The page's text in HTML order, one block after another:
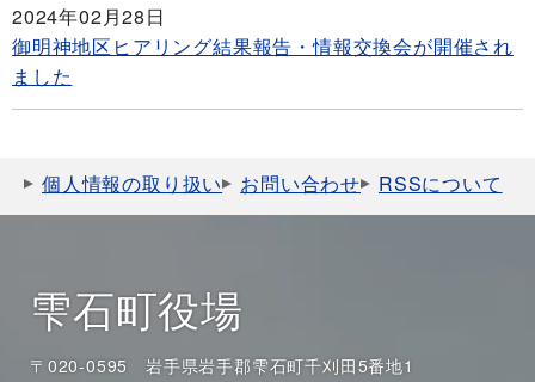
2024年02月28日
御明神地区ヒアリング結果報告・情報交換会が開催され
ました
個人情報の取り扱い お問い合わせ RSSについて
雫石町役場
〒020-0595 岩手県岩手郡雫石町千刈田5番地1